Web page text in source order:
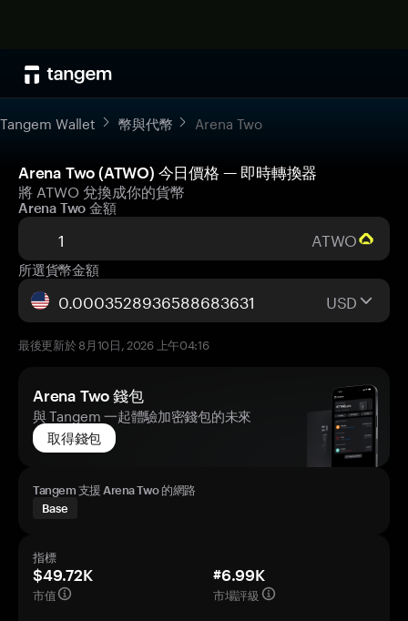
Tangem Wallet 幣與代幣 Arena Two
Arena Two (ATWO) 今日價格 — 即時轉換器
將 ATWO 兌換成你的貨幣
Arena Two 金額
ATWO
所選貨幣金額
USD
最後更新於 8月10日, 2026 上午04:16
Arena Two 錢包
與 Tangem 一起體驗加密錢包的未來
取得錢包
Tangem 支援 Arena Two 的網路
Base
指標
$49.72K
市值
#6.99K
市場評級